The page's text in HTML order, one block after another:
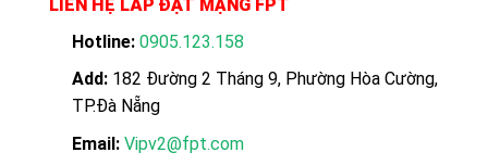
LIÊN HỆ LẮP ĐẶT MẠNG FPT
Hotline: 0905.123.158
Add: 182 Đường 2 Tháng 9, Phường Hòa Cường,
TP.Đà Nẵng
Email: Vipv2@fpt.com